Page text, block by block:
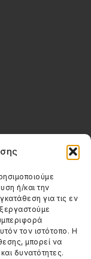
ή/και την
για τις εν
τον ιστότοπο. Η
μπορεί να
δυνατότητες.